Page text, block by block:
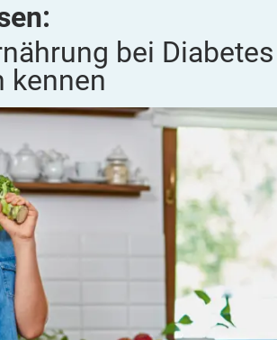
bei Diabetes
kennen